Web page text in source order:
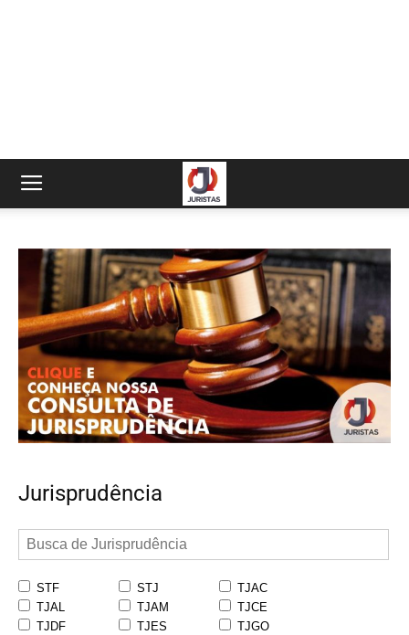
Jurisprudência
STF STJ
TJAC
TJAL
TJAM
TJCE
TJDF
TJES
TJGO